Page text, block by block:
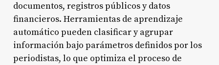
documentos, registros públicos y datos
financieros. Herramientas de aprendizaje
automático pueden clasificar y agrupar
información bajo parámetros definidos por los
periodistas, lo que optimiza el proceso de